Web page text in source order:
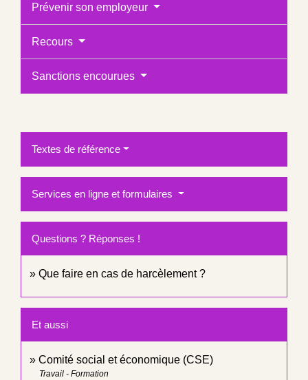
Prévenir son employeur
Recours
Sanctions encourues
Textes de référence
Services en ligne et formulaires
Questions ? Réponses !
Que faire en cas de harcèlement ?
Et aussi
Comité social et économique (CSE)
Travail - Formation